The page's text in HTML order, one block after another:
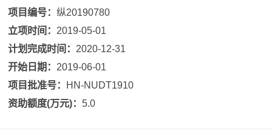
项目编号：纵20190780
立项时间： 2019-05-01
计划完成时间： 2020-12-31
开始日期： 2019-06-01
项目批准号： HN-NUDT1910
资助额度(万元)： 5.0